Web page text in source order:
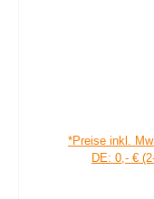
*Preise inkl.
DE: 0,- €